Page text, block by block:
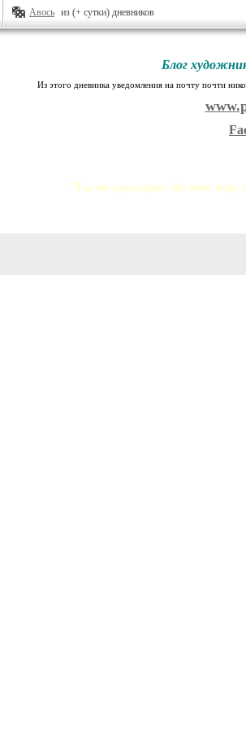
Авось из (+ сутки) дневников
Блог
Из этого дневника уведомления на почту почти
"Ты не проиграл до тех пор,